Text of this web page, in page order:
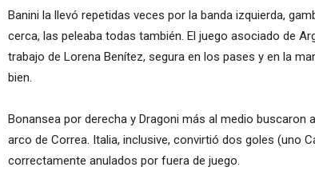
Banini la llevó repetidas veces por la banda izquierda,
cerca, las peleaba todas también. El juego asociado de
trabajo de Lorena Benítez, segura en los pases y en la
bien.
Bonansea por derecha y Dragoni más al medio buscaron
arco de Correa. Italia, inclusive, convirtió dos goles (uno
correctamente anulados por fuera de juego.